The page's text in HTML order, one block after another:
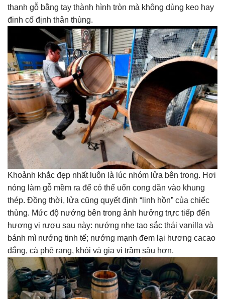
thanh gỗ bằng tay thành hình tròn mà không dùng keo hay
đinh cố định thân thùng.
Khoảnh khắc đẹp nhất luôn là lúc nhóm lửa bên trong. Hơi
nóng làm gỗ mềm ra để có thể uốn cong dần vào khung
thép. Đồng thời, lửa cũng quyết định “linh hồn” của chiếc
thùng. Mức độ nướng bên trong ảnh hưởng trực tiếp đến
hương vị rượu sau này: nướng nhẹ tạo sắc thái vanilla và
bánh mì nướng tinh tế; nướng mạnh đem lại hương cacao
đắng, cà phê rang, khói và gia vị trầm sâu hơn.